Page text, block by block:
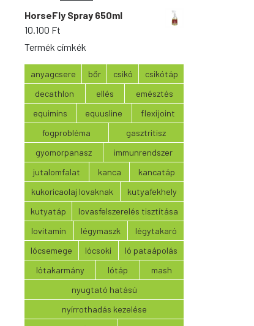
11.750 Ft.
price
was:
price
HorseFly Spray 650ml
10.100 Ft
Termék címkék
anyagcsere bőr csikó
csikótáp
decathlon
ellés
emésztés
equimins
equusline
flexijoint
fogprobléma
gasztritisz
gyomorpanasz
immunrendszer
jutalomfalat
kanca
kancatáp
kukoricaolaj lovaknak
kutyafekhely
kutyatáp
lovasfelszerelés tisztítása
lovitamin
légymaszk
légytakaró
lócsemege
lócsoki
ló pataápolás
lótakarmány
lótáp
mash
nyugtató hatású
nyírrothadás kezelése